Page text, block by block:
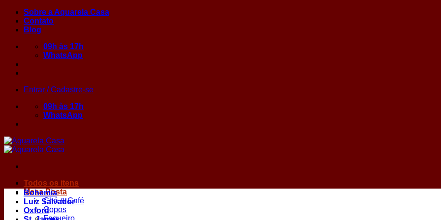
Skip
content
Sobre a Aquarela Casa
Contato
Blog
09h às 17h
WhatsApp
Entrar / Cadastre-se
09h às 17h
WhatsApp
Todos os itens
Mesa Posta
Chá & Café
Copos
Faqueiro
Bohemia
Luiz Salvador
Oxford